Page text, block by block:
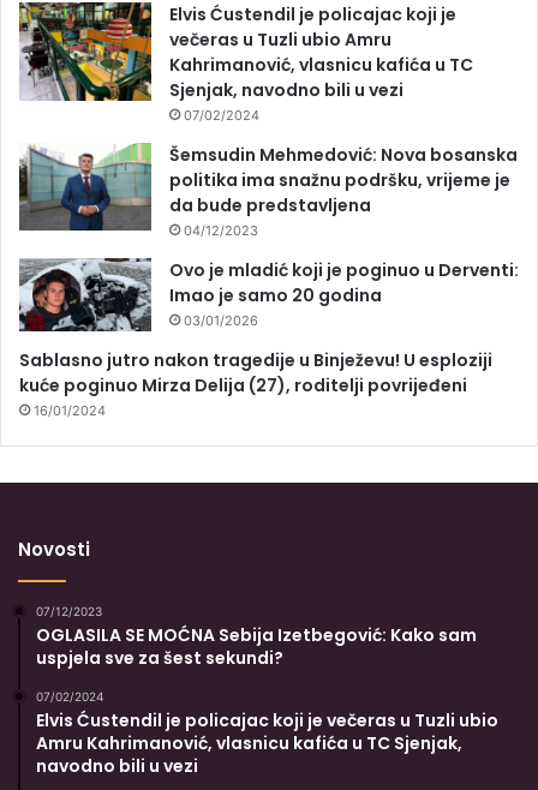
Elvis Ćustendil je policajac koji je
večeras u Tuzli ubio Amru
Kahrimanović, vlasnicu kafića u TC
Sjenjak, navodno bili u vezi
07/02/2024
Šemsudin Mehmedović: Nova bosanska
politika ima snažnu podršku, vrijeme je
da bude predstavljena
04/12/2023
Ovo je mladić koji je poginuo u Derventi:
Imao je samo 20 godina
03/01/2026
Sablasno jutro nakon tragedije u Binježevu! U esploziji
kuće poginuo Mirza Delija (27), roditelji povrijeđeni
16/01/2024
Novosti
07/12/2023
OGLASILA SE MOĆNA Sebija Izetbegović: Kako sam
uspjela sve za šest sekundi?
07/02/2024
Elvis Ćustendil je policajac koji je večeras u Tuzli ubio
Amru Kahrimanović, vlasnicu kafića u TC Sjenjak,
navodno bili u vezi